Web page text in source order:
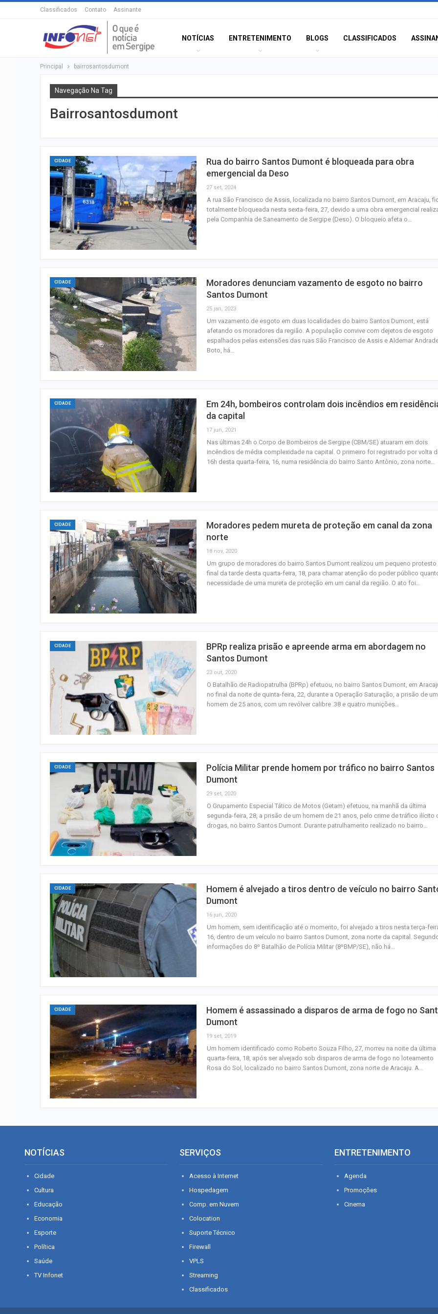
Classificados Contato Assinante
NOTÍCIAS ENTRETENIMENTO BLOGS CLASSIFICADOS
Principal bairrosantosdumont
Navegação Na Tag
Bairrosantosdumont
CIDADE
Rua do bairro Santos Dumont é bloqueada para obra
emergencial da Deso
27 set, 2024
A rua São Francisco de Assis, localizada no bairro Santos Dumont, em Aracaju,
totalmente bloqueada nesta sexta-feira, 27, devido a uma obra emergencial
pela Companhia de Saneamento de Sergipe (Deso). O bloqueio afeta o…
CIDADE
Moradores denunciam vazamento de esgoto no bairro
Santos Dumont
25 jan, 2023
Um vazamento de esgoto em duas localidades do bairro Santos Dumont, está
afetando os moradores da região. A população convive com dejetos de esgoto
espalhados pelas extensões das ruas São Francisco de Assis e Aldemar
Boto, há…
CIDADE
Em 24h, bombeiros controlam dois incêndios em
da capital
17 jun, 2021
Nas últimas 24h o Corpo de Bombeiros de Sergipe (CBM/SE) atuaram em dois
incêndios de média complexidade na capital. O primeiro foi registrado por volta
16h desta quarta-feira, 16, numa residência do bairro Santo Antônio, zona norte…
CIDADE
Moradores pedem mureta de proteção em canal da zona
norte
18 nov, 2020
Um grupo de moradores do bairro Santos Dumont realizou um pequeno protesto
final da tarde desta quarta-feira, 18, para chamar atenção do poder público
necessidade de uma mureta de proteção em um canal da região. O ato foi…
CIDADE
BPRp realiza prisão e apreende arma em abordagem no
Santos Dumont
23 out, 2020
O Batalhão de Radiopatrulha (BPRp) efetuou, no bairro Santos Dumont, em
no final da noite de quinta-feira, 22, durante a Operação Saturação, a prisão de um
homem de 25 anos, com um revólver calibre .38 e quatro munições…
CIDADE
Polícia Militar prende homem por tráfico no bairro Santos
Dumont
29 set, 2020
O Grupamento Especial Tático de Motos (Getam) efetuou, na manhã da última
segunda-feira, 28, a prisão de um homem de 21 anos, pelo crime de tráfico ilícito
drogas, no bairro Santos Dumont. Durante patrulhamento realizado no bairro…
CIDADE
Homem é alvejado a tiros dentro de veículo no bairro
Dumont
16 jun, 2020
Um homem, sem identificação até o momento, foi alvejado a tiros nesta terça-
16, dentro de um veículo no bairro Santos Dumont, zona norte da capital.
informações do 8º Batalhão de Polícia Militar (8ºBMP/SE), não há…
CIDADE
Homem é assassinado a disparos de arma de fogo no
Dumont
19 set, 2019
Um homem identificado como Roberto Souza Filho, 27, morreu na noite da última
quarta-feira, 18, após ser alvejado sob disparos de arma de fogo no loteamento
Rosa do Sol, localizado no bairro Santos Dumont, zona norte de Aracaju. A…
Plano de
Anvisa proíbe
sem registro que
TRT multa
advogada usar IA
inventar
NOTÍCIAS
Cidade
Cultura
Educação
Economia
Esporte
Política
Saúde
TV Infonet
SERVIÇOS
Acesso à Internet
Hospedagem
Comp. em Nuvem
Colocation
Suporte Técnico
Firewall
VPLS
Streaming
Classificados
ENTRETENIMENTO
Agenda
Promoções
Cinema